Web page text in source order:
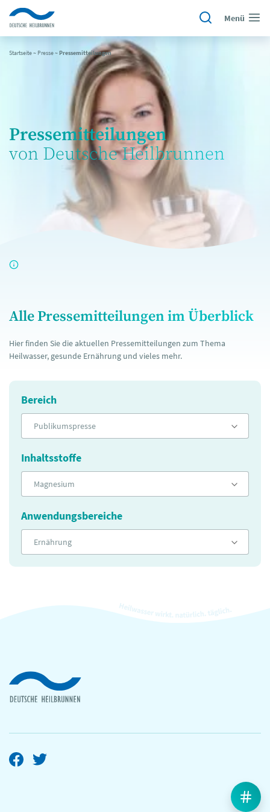
Menü
Startseite~ Presse~Pressemitteilungen
Pressemitteilungen
von Deutsche Heilbrunnen
Alle Pressemitteilungen im Überblick
Hier finden Sie die aktuellen Pressemitteilungen zum Thema
Heilwasser, gesunde Ernährung und vieles mehr.
Bereich
Publikumspresse
Inhaltsstoffe
Magnesium
Anwendungsbereiche
Ernährung